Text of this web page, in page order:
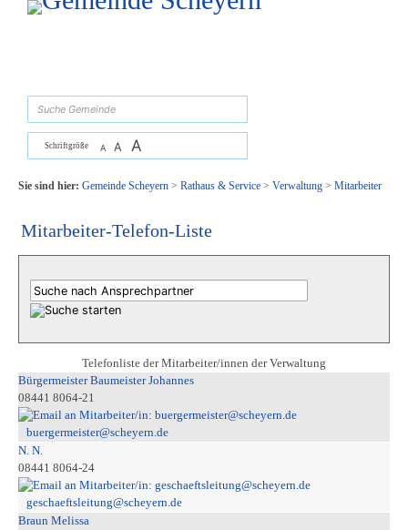
Zum Inhalt, zur Navigationoder zur Startseite springen.
Schriftgröße A A A
Sie sind hier: Gemeinde Scheyern> Rathaus & Service> Verwaltung> Mitarbeiter
Mitarbeiter-Telefon-Liste
Telefonliste der Mitarbeiter/innen der Verwaltung
Bürgermeister Baumeister Johannes
08441 8064-21
buergermeister@scheyern.de
N. N.
08441 8064-24
geschaeftsleitung@scheyern.de
Braun Melissa